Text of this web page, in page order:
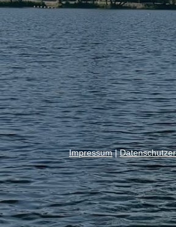
Impressum|